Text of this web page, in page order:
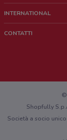
Chi siamo
Lavora con noi
Richieste commerciali
INTERNATIONAL
CONTATTI
Hai un
©
Shopfully
Società a socio